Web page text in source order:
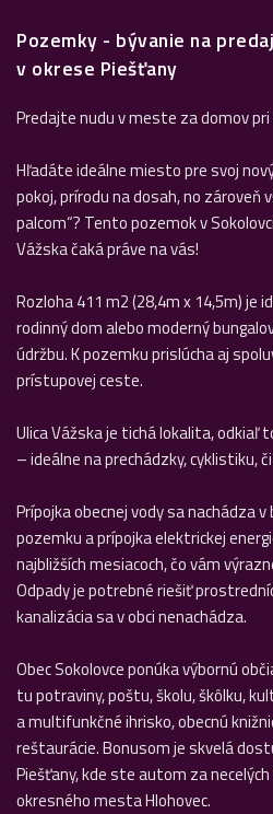
Pozemky - bývanie na
v okrese Piešťany
Predajte nudu v meste za domov pri
Hľadáte ideálne miesto pre svoj
pokoj, prírodu na dosah, no zároveň
palcom“? Tento pozemok v
Vážska čaká práve na vás!
Rozloha 411 m2 (28,4m x 14,5m) je
rodinný dom alebo moderný
údržbu. K pozemku prislúcha aj
prístupovej ceste.
Ulica Vážska je tichá lokalita, odkiaľ
– ideálne na prechádzky, cyklistiku,
Prípojka obecnej vody sa nachádza
pozemku a prípojka elektrickej
najbližších mesiacoch, čo vám
Odpady je potrebné riešiť
kanalizácia sa v obci nenachádza.
Obec Sokolovce ponúka výbornú
tu potraviny, poštu, školu, škôlku,
a multifunkčné ihrisko, obecnú
reštaurácie. Bonusom je skvelá
Piešťany, kde ste autom za
okresného mesta Hlohovec.